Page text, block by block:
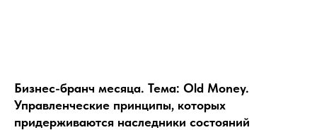
Бизнес-бранч месяца. Тема: Old Money.
Управленческие принципы, которых
придерживаются наследники состояний